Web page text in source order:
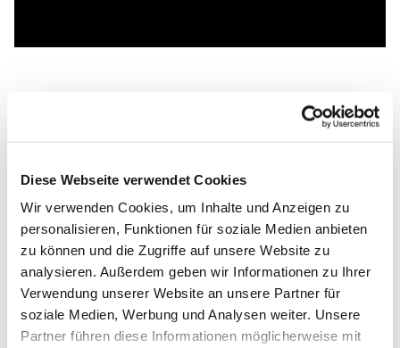
Diese Webseite verwendet Cookies
Wir verwenden Cookies, um Inhalte und Anzeigen zu
personalisieren, Funktionen für soziale Medien anbieten
zu können und die Zugriffe auf unsere Website zu
analysieren. Außerdem geben wir Informationen zu Ihrer
Verwendung unserer Website an unsere Partner für
soziale Medien, Werbung und Analysen weiter. Unsere
Partner führen diese Informationen möglicherweise mit